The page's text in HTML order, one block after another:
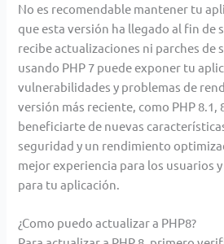
No es recomendable mantener tu
que esta versión ha llegado al fin de
recibe actualizaciones ni parches de
usando PHP 7 puede exponer tu
vulnerabilidades y problemas de
versión más reciente, como PHP 8.1,
beneficiarte de nuevas
seguridad y un rendimiento
mejor experiencia para los usuarios
para tu aplicación.
¿Como puedo actualizar a PHP8?